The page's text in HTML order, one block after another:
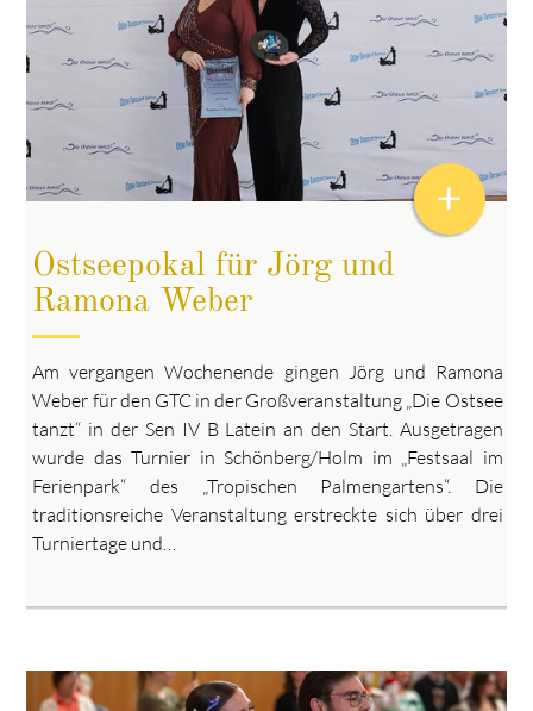
Ostseepokal für Jörg und
Ramona Weber
Am vergangen Wochenende gingen Jörg und Ramona
Weber für den GTC in der Großveranstaltung „Die Ostsee
tanzt“ in der Sen IV B Latein an den Start. Ausgetragen
wurde das Turnier in Schönberg/Holm im „Festsaal im
Ferienpark“ des „Tropischen Palmengartens“. Die
traditionsreiche Veranstaltung erstreckte sich über drei
Turniertage und…
+